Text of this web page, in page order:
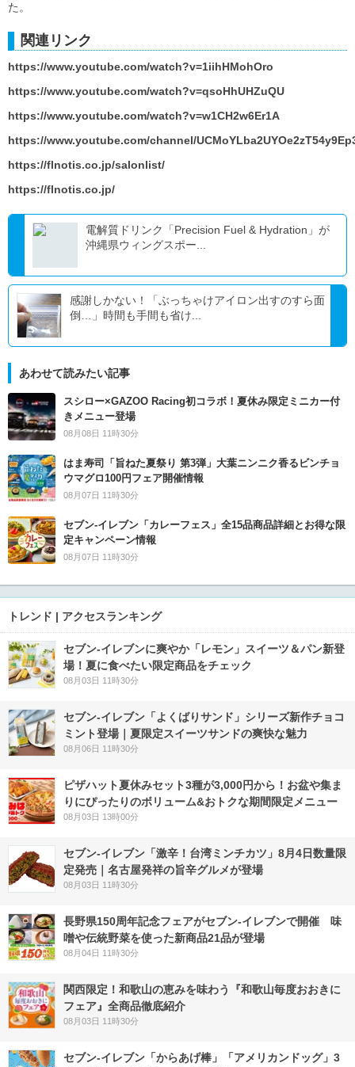
た。
関連リンク
https://www.youtube.com/watch?v=1iihHMohOro
https://www.youtube.com/watch?v=qsoHhUHZuQU
https://www.youtube.com/watch?v=w1CH2w6Er1A
https://www.youtube.com/channel/
https://flnotis.co.jp/salonlist/
https://flnotis.co.jp/
電解質ドリンク「Precision Fuel & Hydration」が
沖縄県ウィングスポー...
感謝しかない！「ぶっちゃけアイロン出すのすら面
倒…」時間も手間も省け...
あわせて読みたい記事
スシロー×GAZOO Racing初コラボ！夏休み限定ミニカー付
きメニュー登場
08月08日 11時30分
はま寿司「旨ねた夏祭り 第3弾」大葉ニンニク香るビンチョ
ウマグロ100円フェア開催情報
08月07日 11時30分
セブン‐イレブン「カレーフェス」全15品商品詳細とお得な限
定キャンペーン情報
08月07日 11時30分
トレンド | アクセスランキング
セブン‐イレブンに爽やか「レモン」スイーツ＆パン新登
場！夏に食べたい限定商品をチェック
08月03日 11時30分
セブン‐イレブン「よくばりサンド」シリーズ新作チョコ
ミント登場｜夏限定スイーツサンドの爽快な魅力
08月06日 11時30分
ピザハット夏休みセット3種が3,000円から！お盆や集ま
りにぴったりのボリューム&おトクな期間限定メニュー
08月03日 13時00分
セブン-イレブン「激辛！台湾ミンチカツ」8月4日数量限
定発売｜名古屋発祥の旨辛グルメが登場
08月03日 11時30分
長野県150周年記念フェアがセブン-イレブンで開催 味
噌や伝統野菜を使った新商品21品が登場
08月04日 11時30分
関西限定！和歌山の恵みを味わう『和歌山毎度おおきに
フェア』全商品徹底紹介
08月03日 11時30分
セブン‐イレブン「からあげ棒」「アメリカンドッグ」3